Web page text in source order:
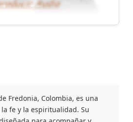
Fredonia, Colombia, es una
fe y la espiritualidad. Su